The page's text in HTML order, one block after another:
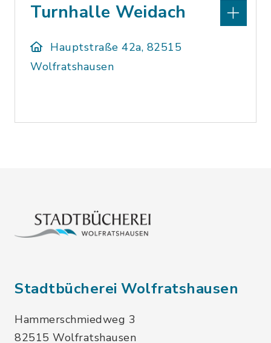
Turnhalle Weidach
Hauptstraße 42a, 82515
Wolfratshausen
Stadtbücherei Wolfratshausen
Hammerschmiedweg 3
82515 Wolfratshausen